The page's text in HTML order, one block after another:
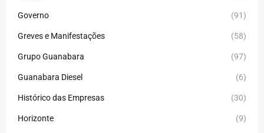
Governo (91)
Greves e Manifestações (58)
Grupo Guanabara (97)
Guanabara Diesel (6)
Histórico das Empresas (30)
Horizonte (9)